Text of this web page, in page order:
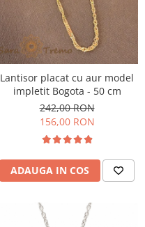
Lantisor placat cu aur model
impletit Bogota - 50 cm
242,00 RON
156,00 RON
ADAUGA IN COS